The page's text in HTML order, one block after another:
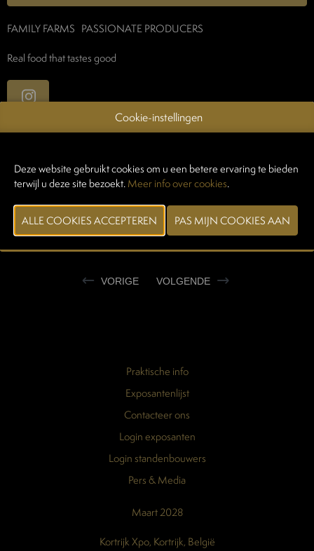
FAMILY FARMS PASSIONATE PRODUCERS
Real food that tastes good
PRODUCTGROEP
VORIGE VOLGENDE
Praktische info
Exposantenlijst
Contacteer ons
Login exposanten
Login standenbouwers
Pers & Media
Maart 2028
Kortrijk Xpo, Kortrijk, België
Cookie-instellingen
Deze website gebruikt cookies om u een betere ervaring te bieden
terwijl u deze site bezoekt.Meer info over cookies.